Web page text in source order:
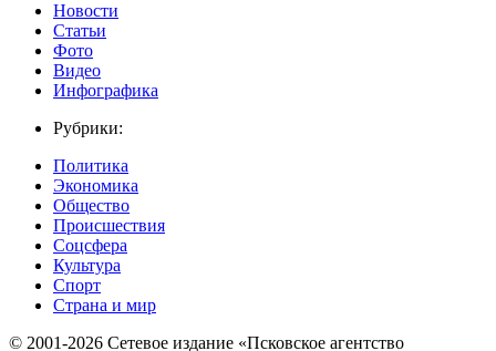
Новости
Статьи
Фото
Видео
Инфографика
Рубрики:
Политика
Экономика
Общество
Происшествия
Соцсфера
Культура
Спорт
Страна и мир
© 2001-2026 Сетевое издание «Псковское агентство